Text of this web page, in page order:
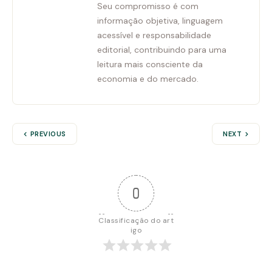
Seu compromisso é com
informação objetiva, linguagem
acessível e responsabilidade
editorial, contribuindo para uma
leitura mais consciente da
economia e do mercado.
PREVIOUS NEXT
0
Classificação do art
igo